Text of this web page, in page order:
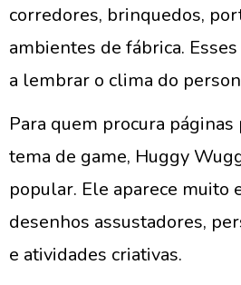
corredores, brinquedos,
ambientes de fábrica.
a lembrar o clima do
Para quem procura
tema de game, Huggy
popular. Ele aparece muito
desenhos assustadores,
e atividades criativas.